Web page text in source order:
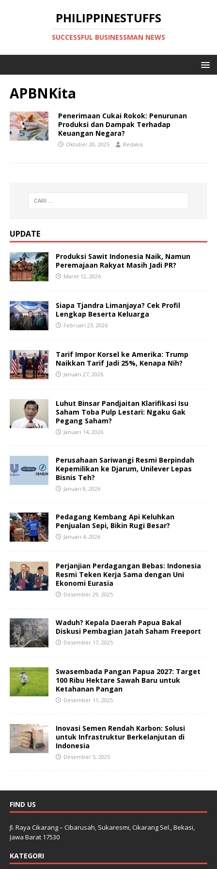
PHILIPPINESTUFFS
SUCCESSFUL BUSINESSMAN NEWS
APBNKita
Penerimaan Cukai Rokok: Penurunan
Produksi dan Dampak Terhadap
Keuangan Negara?
Oktober 20, 2025 Redaksi
UPDATE
Produksi Sawit Indonesia Naik, Namun
Peremajaan Rakyat Masih Jadi PR?
Maret 12, 2026
Siapa Tjandra Limanjaya? Cek Profil
Lengkap Beserta Keluarga
Februari 23, 2026
Tarif Impor Korsel ke Amerika: Trump
Naikkan Tarif Jadi 25%, Kenapa Nih?
Januari 27, 2026
Luhut Binsar Pandjaitan Klarifikasi Isu
Saham Toba Pulp Lestari: Ngaku Gak
Pegang Saham?
Januari 14, 2026
Perusahaan Sariwangi Resmi Berpindah
Kepemilikan ke Djarum, Unilever Lepas
Bisnis Teh?
Januari 8, 2026
Pedagang Kembang Api Keluhkan
Penjualan Sepi, Bikin Rugi Besar?
Januari 4, 2026
Perjanjian Perdagangan Bebas: Indonesia
Resmi Teken Kerja Sama dengan Uni
Ekonomi Eurasia
Desember 29, 2025
Waduh? Kepala Daerah Papua Bakal
Diskusi Pembagian Jatah Saham Freeport
Desember 17, 2025
Swasembada Pangan Papua 2027: Target
100 Ribu Hektare Sawah Baru untuk
Ketahanan Pangan
Desember 11, 2025
Inovasi Semen Rendah Karbon: Solusi
untuk Infrastruktur Berkelanjutan di
Indonesia
Desember 5, 2025
FIND US
Jl. Raya Cikarang – Cibarusah, Sukaresmi, Cikarang Sel., Bekasi,
Jawa Barat 17530
KATEGORI